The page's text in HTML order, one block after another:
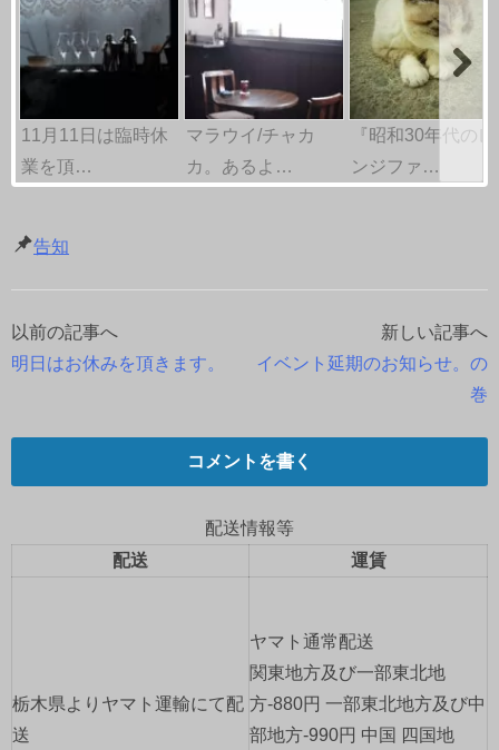
11月11日は臨時休
業を頂…
マラウイ/チャカ
カ。あるよ…
『昭和30年代のレ
ンジファ…
告知
投
ナ
ビ
ー
ン
以前の記事へ
明日はお休みを頂きます。
新しい記事へ
イベント延期のお知らせ。の
巻
コメントを書く
配送情報等
配送
運賃
栃木県よりヤマト運輸にて配
送
ヤマト通常配送
関東地方及び一部東北地
方-880円 一部東北地方及び中
部地方-990円 中国 四国地